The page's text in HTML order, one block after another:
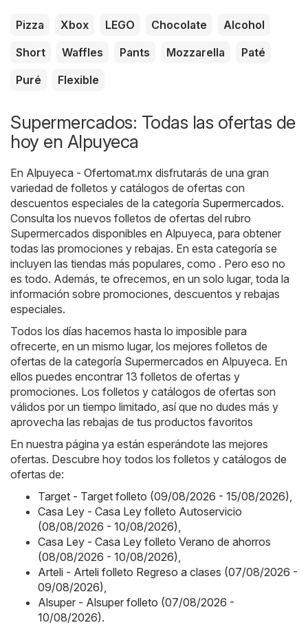
Pizza Xbox LEGO Chocolate
Alcohol
Short
Waffles Pants Mozzarella
Paté
Puré
Flexible
Supermercados: Todas las ofertas de
hoy en Alpuyeca
En Alpuyeca - Ofertomat.mx disfrutarás de una gran
variedad de folletos y catálogos de ofertas con
descuentos especiales de la categoría Supermercados.
Consulta los nuevos folletos de ofertas del rubro
Supermercados disponibles en Alpuyeca, para obtener
todas las promociones y rebajas. En esta categoría se
incluyen las tiendas más populares, como . Pero eso no
es todo. Además, te ofrecemos, en un solo lugar, toda la
información sobre promociones, descuentos y rebajas
especiales.
Todos los días hacemos hasta lo imposible para
ofrecerte, en un mismo lugar, los mejores folletos de
ofertas de la categoría Supermercados en Alpuyeca. En
ellos puedes encontrar 13 folletos de ofertas y
promociones. Los folletos y catálogos de ofertas son
válidos por un tiempo limitado, así que no dudes más y
aprovecha las rebajas de tus productos favoritos
En nuestra página ya están esperándote las mejores
ofertas. Descubre hoy todos los folletos y catálogos de
ofertas de:
Target - Target folleto (09/08/2026 - 15/08/2026)
Casa Ley - Casa Ley folleto Autoservicio
(08/08/2026 - 10/08/2026)
Casa Ley - Casa Ley folleto Verano de ahorros
(08/08/2026 - 10/08/2026)
Arteli - Arteli folleto Regreso a clases (07/08/2026 -
09/08/2026)
Alsuper - Alsuper folleto (07/08/2026 -
10/08/2026).